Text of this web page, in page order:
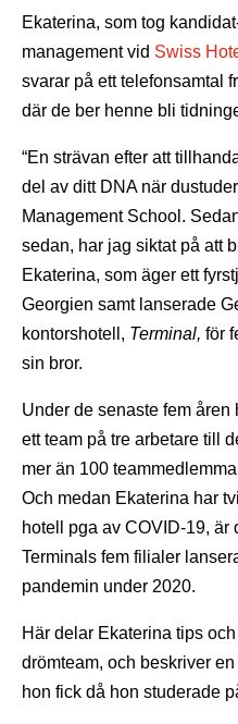
Ekaterina, som tog
management vid Swiss
svarar på ett telefonsamtal
där de ber henne bli
“En strävan efter att
del av ditt DNA när
Management School.
sedan, har jag siktat på att
Ekaterina, som äger ett
Georgien samt lanserade
kontorshotell, Terminal, för
sin bror.
Under de senaste fem åren
ett team på tre arbetare till
mer än 100
Och medan Ekaterina har
hotell pga av COVID-19, är
Terminals fem filialer
pandemin under 2020.
Här delar Ekaterina tips
drömteam, och beskriver
hon fick då hon studerade